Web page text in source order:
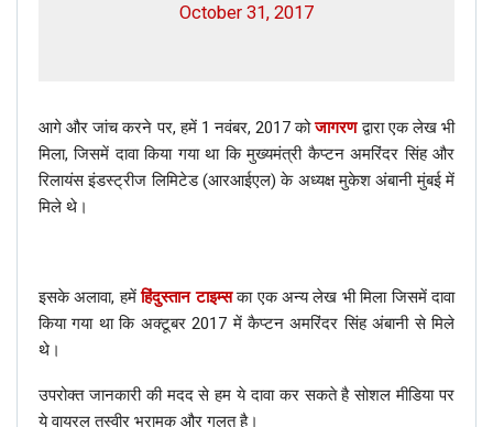
October 31, 2017
आगे और जांच करने पर, हमें 1 नवंबर, 2017 कोजागरण द्वारा एक लेख भी
मिला, जिसमें दावा किया गया था कि मुख्यमंत्री कैप्टन अमरिंदर सिंह और
रिलायंस इंडस्ट्रीज लिमिटेड (आरआईएल) के अध्यक्ष मुकेश अंबानी मुंबई में
मिले थे।
इसके अलावा, हमेंहिंदुस्तान टाइम्स का एक अन्य लेख भी मिला जिसमें दावा
किया गया था कि अक्टूबर 2017 में कैप्टन अमरिंदर सिंह अंबानी से मिले
थे।
उपरोक्त जानकारी की मदद से हम ये दावा कर सकते है सोशल मीडिया पर
ये वायरल तस्वीर भ्रामक और गलत है।